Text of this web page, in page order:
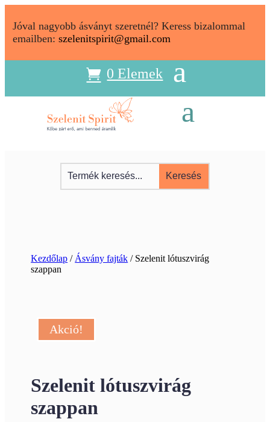
Jóval nagyobb ásványt szeretnél? Keress bizalommal
emailben: szelenitspirit@gmail.com
0 Elemek
Kezdőlap / Ásvány fajták / Szelenit lótuszvirág
szappan
Akció!
Szelenit lótuszvirág
szappan